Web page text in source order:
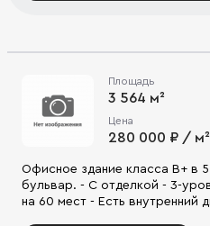
Площадь
3 564 м²
Цена
280 000 ₽ / м²
Офисное здание класса В+ в
бульвар. - С отделкой - 3-уровневая подземная парковка
на 60 мест - Есть внутренний